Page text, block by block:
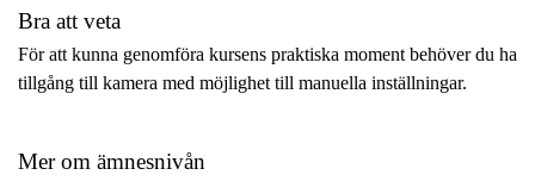
Bra att veta
För att kunna genomföra kursens praktiska moment behöver du ha
tillgång till kamera med möjlighet till manuella inställningar.
Mer om ämnesnivån